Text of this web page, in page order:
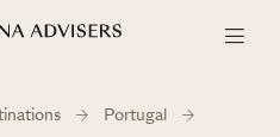
Portugal